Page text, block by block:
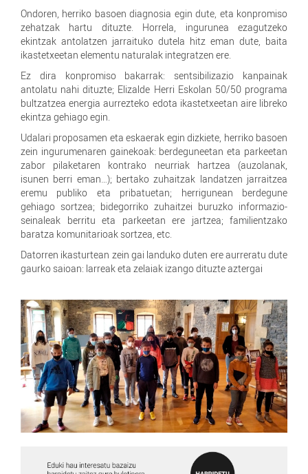
Ondoren, herriko basoen diagnosia egin dute, eta konpromiso
zehatzak hartu dituzte. Horrela, ingurunea ezagutzeko
ekintzak antolatzen jarraituko dutela hitz eman dute, baita
ikastetxeetan elementu naturalak integratzen ere.
Ez dira konpromiso bakarrak: sentsibilizazio kanpainak
antolatu nahi dituzte; Elizalde Herri Eskolan 50/50 programa
bultzatzea energia aurrezteko edota ikastetxeetan aire libreko
ekintza gehiago egin.
Udalari proposamen eta eskaerak egin dizkiete, herriko basoen
zein ingurumenaren gainekoak: berdeguneetan eta parkeetan
zabor pilaketaren kontrako neurriak hartzea (auzolanak,
isunen berri eman…); bertako zuhaitzak landatzen jarraitzea
eremu publiko eta pribatuetan; herrigunean berdegune
gehiago sortzea; bidegorriko zuhaitzei buruzko informazio-
seinaleak berritu eta parkeetan ere jartzea; familientzako
baratza komunitarioak sortzea, etc.
Datorren ikasturtean zein gai landuko duten ere aurreratu dute
gaurko saioan: larreak eta zelaiak izango dituzte aztergai